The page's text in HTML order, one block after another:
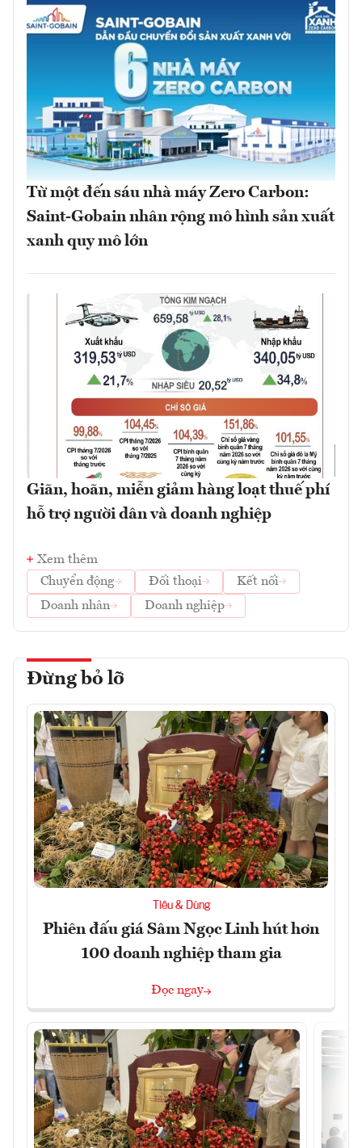
Từ một đến sáu nhà máy Zero Carbon:
Saint-Gobain nhân rộng mô hình sản xuất
xanh quy mô lớn
Giãn, hoãn, miễn giảm hàng loạt thuế phí
hỗ trợ người dân và doanh nghiệp
Xem thêm
Chuyển động
Đối thoại
Kết nối
Doanh nhân
Doanh nghiệp
Đừng bỏ lỡ
Tiêu & Dùng
Phiên đấu giá Sâm Ngọc Linh hút hơn
100 doanh nghiệp tham gia
Đọc ngay